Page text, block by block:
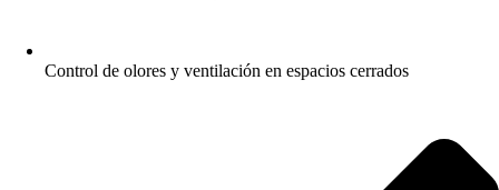
Control de olores y ventilación en espacios cerrados